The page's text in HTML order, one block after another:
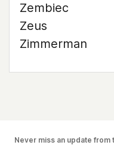
Zembiec
Zeus
Zimmerman
Never miss an update from